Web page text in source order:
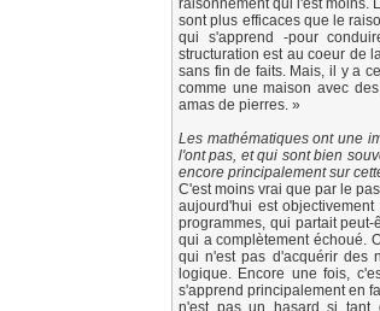
raisonnement qui l'est moins.
sont plus efficaces que le
qui s'apprend -pour
structuration est au coeur de
sans fin de faits. Mais, il y a
comme une maison avec
amas de pierres. »
Les mathématiques ont une
l'ont pas, et qui sont bien
encore principalement sur
C'est moins vrai que par le
aujourd'hui est
programmes, qui partait
qui a complètement échoué.
qui n'est pas d'acquérir des
logique. Encore une fois,
s'apprend principalement en
n'est pas un hasard si tant